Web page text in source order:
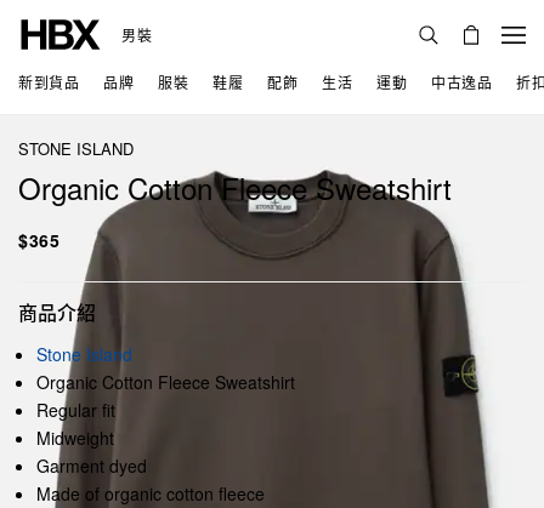
男裝
新到貨品 品牌 服裝 鞋履 配飾 生活 運動 中古逸品 折
STONE ISLAND
Organic Cotton Fleece Sweatshirt
$365
商品介紹
Stone Island
Organic Cotton Fleece Sweatshirt
Regular fit
Midweight
Garment dyed
Made of organic cotton fleece